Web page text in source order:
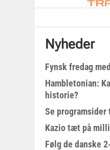
Nyheder
Fynsk fredag
Hambletonian:
historie?
Se
Kazio tæt på
Følg de danske